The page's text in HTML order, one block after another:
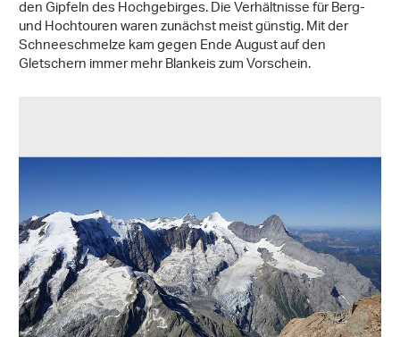
den Gipfeln des Hochgebirges. Die Verhältnisse für Berg-
und Hochtouren waren zunächst meist günstig. Mit der
Schneeschmelze kam gegen Ende August auf den
Gletschern immer mehr Blankeis zum Vorschein.